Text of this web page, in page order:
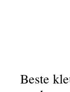
Beste